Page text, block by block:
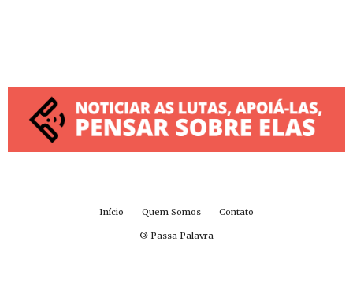
Início Quem Somos Contato
© Passa Palavra